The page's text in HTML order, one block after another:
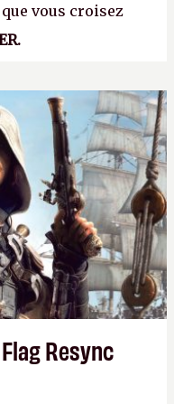
vous croisez
Resync